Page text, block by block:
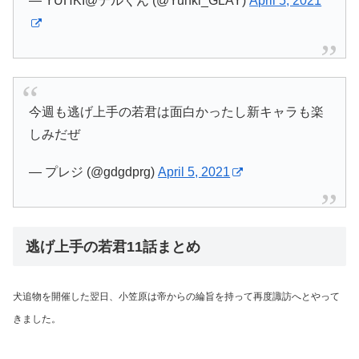
今週も逃げ上手の若君は面白かったし新キャラも楽
しみだぜ
— プレジ (@gdgdprg)April 5, 2021
逃げ上手の若君11話まとめ
犬追物を開催した翌日、小笠原は帝からの綸旨を持って再度諏訪へとやって
きました。